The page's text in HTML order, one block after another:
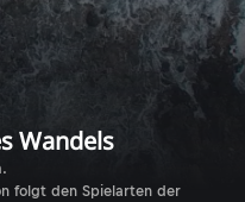
Wandels
folgt den Spielarten der